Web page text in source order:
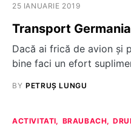
25 IANUARIE 2019
Transport
Dacă ai frică de avion și
bine faci un efort
BY PETRUȘ LUNGU
ACTIVITATI BRAUBACH